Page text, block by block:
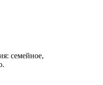
семейное,